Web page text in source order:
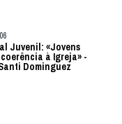
Juvenil: «Jovens
coerência à Igreja» -
Dominguez